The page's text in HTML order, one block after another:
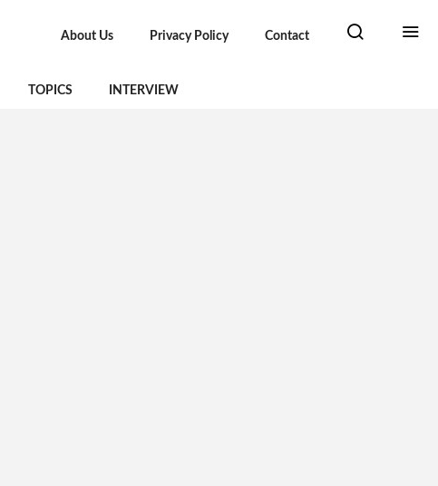
About Us Privacy Policy Contact
TOPICS INTERVIEW